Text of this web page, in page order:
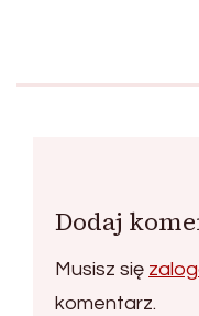
Dodaj
Musisz się
komentarz.